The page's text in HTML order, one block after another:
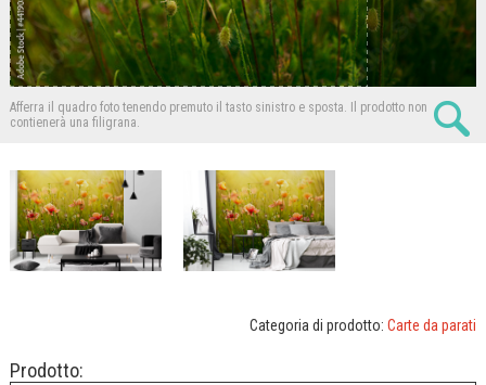
Afferra il quadro foto tenendo premuto il tasto sinistro e sposta.
Il prodotto non
contienerà una filigrana.
Categoria di prodotto: Carte da parati
Prodotto: